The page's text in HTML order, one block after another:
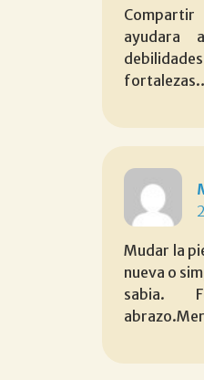
ayudara
Mudar la
nueva o
sabia.